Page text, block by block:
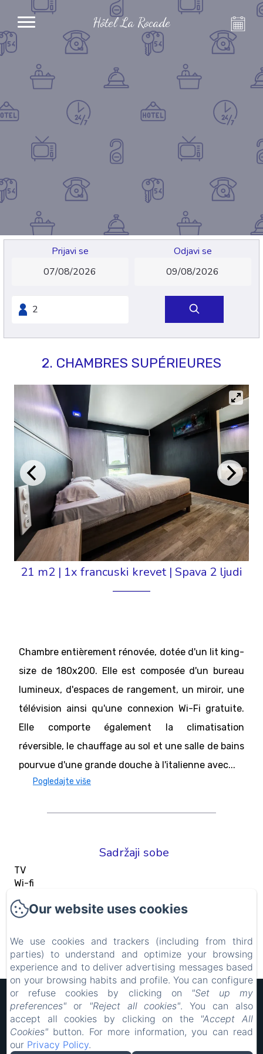
Hôtel La Rocade
Prijavi se Odjavi se
2. CHAMBRES SUPÉRIEURES
21 m2 | 1x francuski krevet | Spava 2 ljudi
Chambre entièrement rénovée, dotée d'un lit king-
size de 180x200. Elle est composée d'un bureau
lumineux, d'espaces de rangement, un miroir, une
télévision ainsi qu'une connexion Wi-Fi gratuite.
Elle comporte également la climatisation
réversible, le chauffage au sol et une salle de bains
pourvue d'une grande douche à l'italienne avec...
Pogledajte više
Sadržaji sobe
TV
Wi-fi
Climatisation
Bureau
Adaptateur
Pogledaj sve sadržaje
Hôtel Rocade
Pravne obavijesti
18 IMPASSE LAVOISIER, PAMIERS, 09100, Francuska
resarocade@gmx.fr
Our website uses cookies
We use cookies and trackers (including from third
parties) to understand and optimize your browsing
experience and to deliver advertising messages based
on your browsing habits and profile. You can configure
or refuse cookies by clicking on
"Set up my
preferences" or "Reject all cookies". You can also
accept all cookies by clicking on the "Accept All
Cookies" button. For more information, you can read
our Privacy Policy.